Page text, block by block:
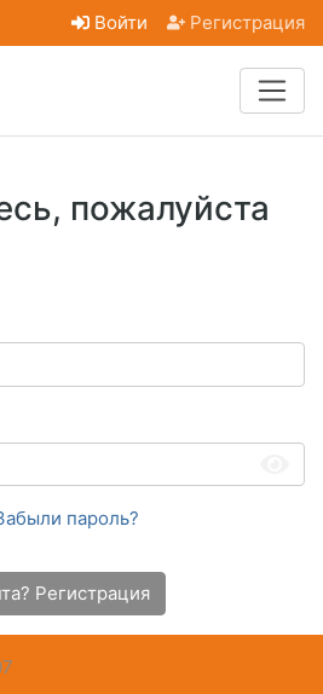
Войти Регистрация
пожалуйста
пароль?
Регистрация